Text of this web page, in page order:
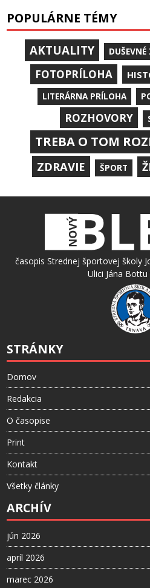
POPULÁRNE TÉMY
AKTUALITY DUŠEVNÉ
FOTOPRÍLOHA
LITERÁRNA PRÍLOHA
ROZHOVORY
TREBA O TOM
ZDRAVIE ŠPORT
časopis Strednej športovej školy
Ulici Jána
STRÁNKY
Domov
Redakcia
O časopise
Print
Kontakt
Všetky články
ARCHÍV
jún 2026
apríl 2026
marec 2026